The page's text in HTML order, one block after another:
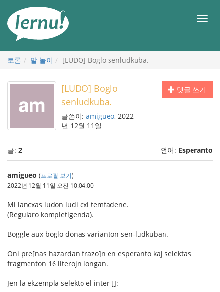
메
토론 말 놀이 [LUDO] Boglo senludkuba.
댓글 쓰기
[LUDO] Boglo
senludkuba.
글쓴이: amigueo, 2022
년 12월 11일
글: 2 언어: Esperanto
amigueo (프로필 보기)
2022년 12월 11일 오전 10:04:00
Mi lancxas ludon ludi cxi temfadene.
(Regularo kompletigenda).
Boggle aux boglo donas varianton sen-ludkuban.
Oni pre[nas hazardan frazo]n en esperanto kaj selektas
fragmenton 16 literojn longan.
Jen la ekzempla selekto el inter []: